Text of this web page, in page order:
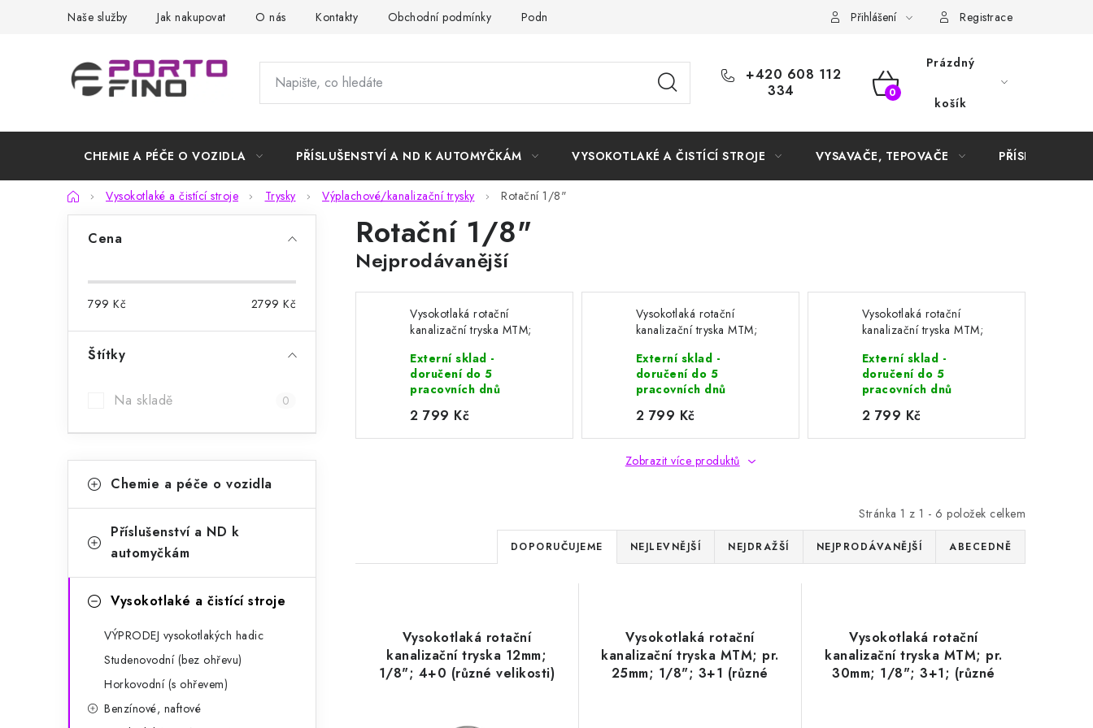
Naše služby Jak nakupovat O nás Kontakty Obchodní podmínky Podmínky ochrany osobních údajů Samoobslužné platební terminály
Přihlášení Registrace
+420 608 112
334
NÁKUPNÍ
Prázdný
košík
CHEMIE A PÉČE O VOZIDLA PŘÍSLUŠENSTVÍ A ND K AUTOMYČKÁM VYSOKOTLAKÉ A ČISTÍCÍ STROJE VYSAVAČE, TEPOVAČE PŘÍSLUŠENSTVÍ
DomůVysokotlaké a čistící stroje Trysky Výplachové/kanalizační trysky Rotační 1/8"
t
n
p
n
Cena
799 Kč 2799 Kč
Štítky
Na skladě 0
kategorie
a
g
Chemie a péče o vozidla
Příslušenství a ND k
automyčkám
Vysokotlaké a čistící stroje
VÝPRODEJ vysokotlakých hadic
Studenovodní (bez ohřevu)
Horkovodní (s ohřevem)
Benzínové, naftové
Rotační 1/8"
Nejprodávanější
Vysokotlaká rotační
kanalizační tryska MTM;
(různé velikosti)
Externí sklad -
doručení do 5
pracovních dnů
2 799 Kč
Vysokotlaká rotační
kanalizační tryska MTM;
(různé velikosti)
Externí sklad -
doručení do 5
pracovních dnů
2 799 Kč
Vysokotlaká rotační
kanalizační tryska MTM;
(různé velikosti)
Externí sklad -
doručení do 5
pracovních dnů
2 799 Kč
Zobrazit více produktů
Stránka 1 z 1 - 6 položek celkem
Ř
a
e
n
DOPORUČUJEME NEJLEVNĚJŠÍ NEJDRAŽŠÍ NEJPRODÁVANĚJŠÍ ABECEDNĚ
Vysokotlaká rotační
kanalizační tryska 12mm;
1/8"; 4+0 (různé velikosti)
Vysokotlaká rotační
kanalizační tryska MTM; pr.
25mm; 1/8"; 3+1 (různé
Vysokotlaká rotační
kanalizační tryska MTM; pr.
30mm; 1/8"; 3+1; (různé